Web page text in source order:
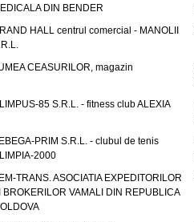
DIN BENDER
HALL centrul comercial - MANOLII
CEASURILOR, magazin
85 S.R.L. - fitness club ALEXIA
PRIM S.R.L. - clubul de tenis
2000
TRANS. ASOCIATIA EXPEDITORILOR
BROKERILOR VAMALI DIN REPUBLICA